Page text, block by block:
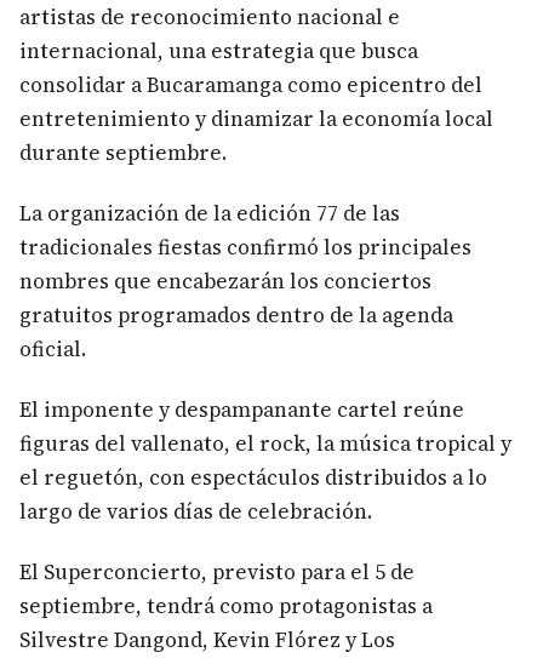
artistas de reconocimiento nacional e
internacional, una estrategia que busca
consolidar a Bucaramanga como epicentro del
entretenimiento y dinamizar la economía local
durante septiembre.
La organización de la edición 77 de las
tradicionales fiestas confirmó los principales
nombres que encabezarán los conciertos
gratuitos programados dentro de la agenda
oficial.
El imponente y despampanante cartel reúne
figuras del vallenato, el rock, la música tropical y
el reguetón, con espectáculos distribuidos a lo
largo de varios días de celebración.
El Superconcierto, previsto para el 5 de
septiembre, tendrá como protagonistas a
Silvestre Dangond, Kevin Flórez y Los